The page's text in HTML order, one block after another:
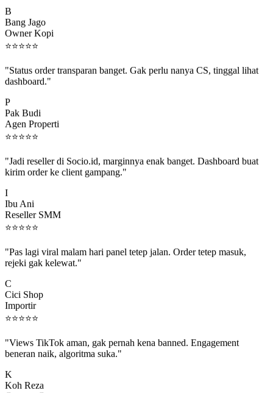
Bang Jago
Owner Kopi
⭐⭐⭐⭐⭐
dashboard."
Pak Budi
Agen Properti
⭐⭐⭐⭐⭐
kirim order ke client gampang."
Ibu Ani
Reseller SMM
⭐⭐⭐⭐⭐
rejeki gak kelewat."
Cici Shop
Importir
⭐⭐⭐⭐⭐
beneran naik, algoritma suka."
Koh Reza
Content Creator